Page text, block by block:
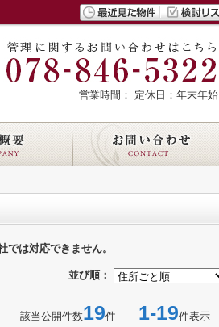
営業時間： 定休日：年末年始
は対応できません。
並び順：
該当公開件数19件 1-19件表示